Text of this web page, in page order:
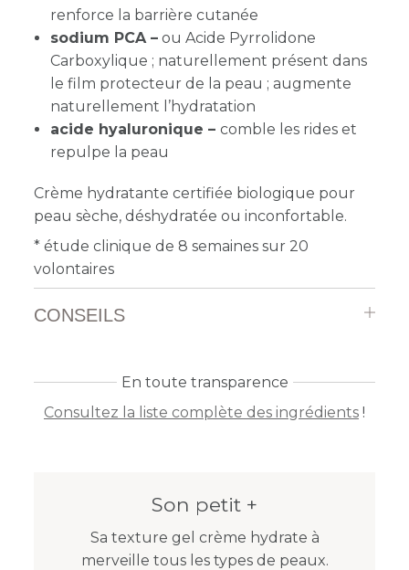
renforce la barrière cutanée
sodium PCA – ou Acide Pyrrolidone
Carboxylique ; naturellement présent dans
le film protecteur de la peau ; augmente
naturellement l’hydratation
acide hyaluronique – comble les rides et
repulpe la peau
Crème hydratante certifiée biologique pour
peau sèche, déshydratée ou inconfortable.
* étude clinique de 8 semaines sur 20
volontaires
CONSEILS
En toute transparence
Consultez la liste complète des ingrédients !
Son petit +
Sa texture gel crème hydrate à
merveille tous les types de peaux.